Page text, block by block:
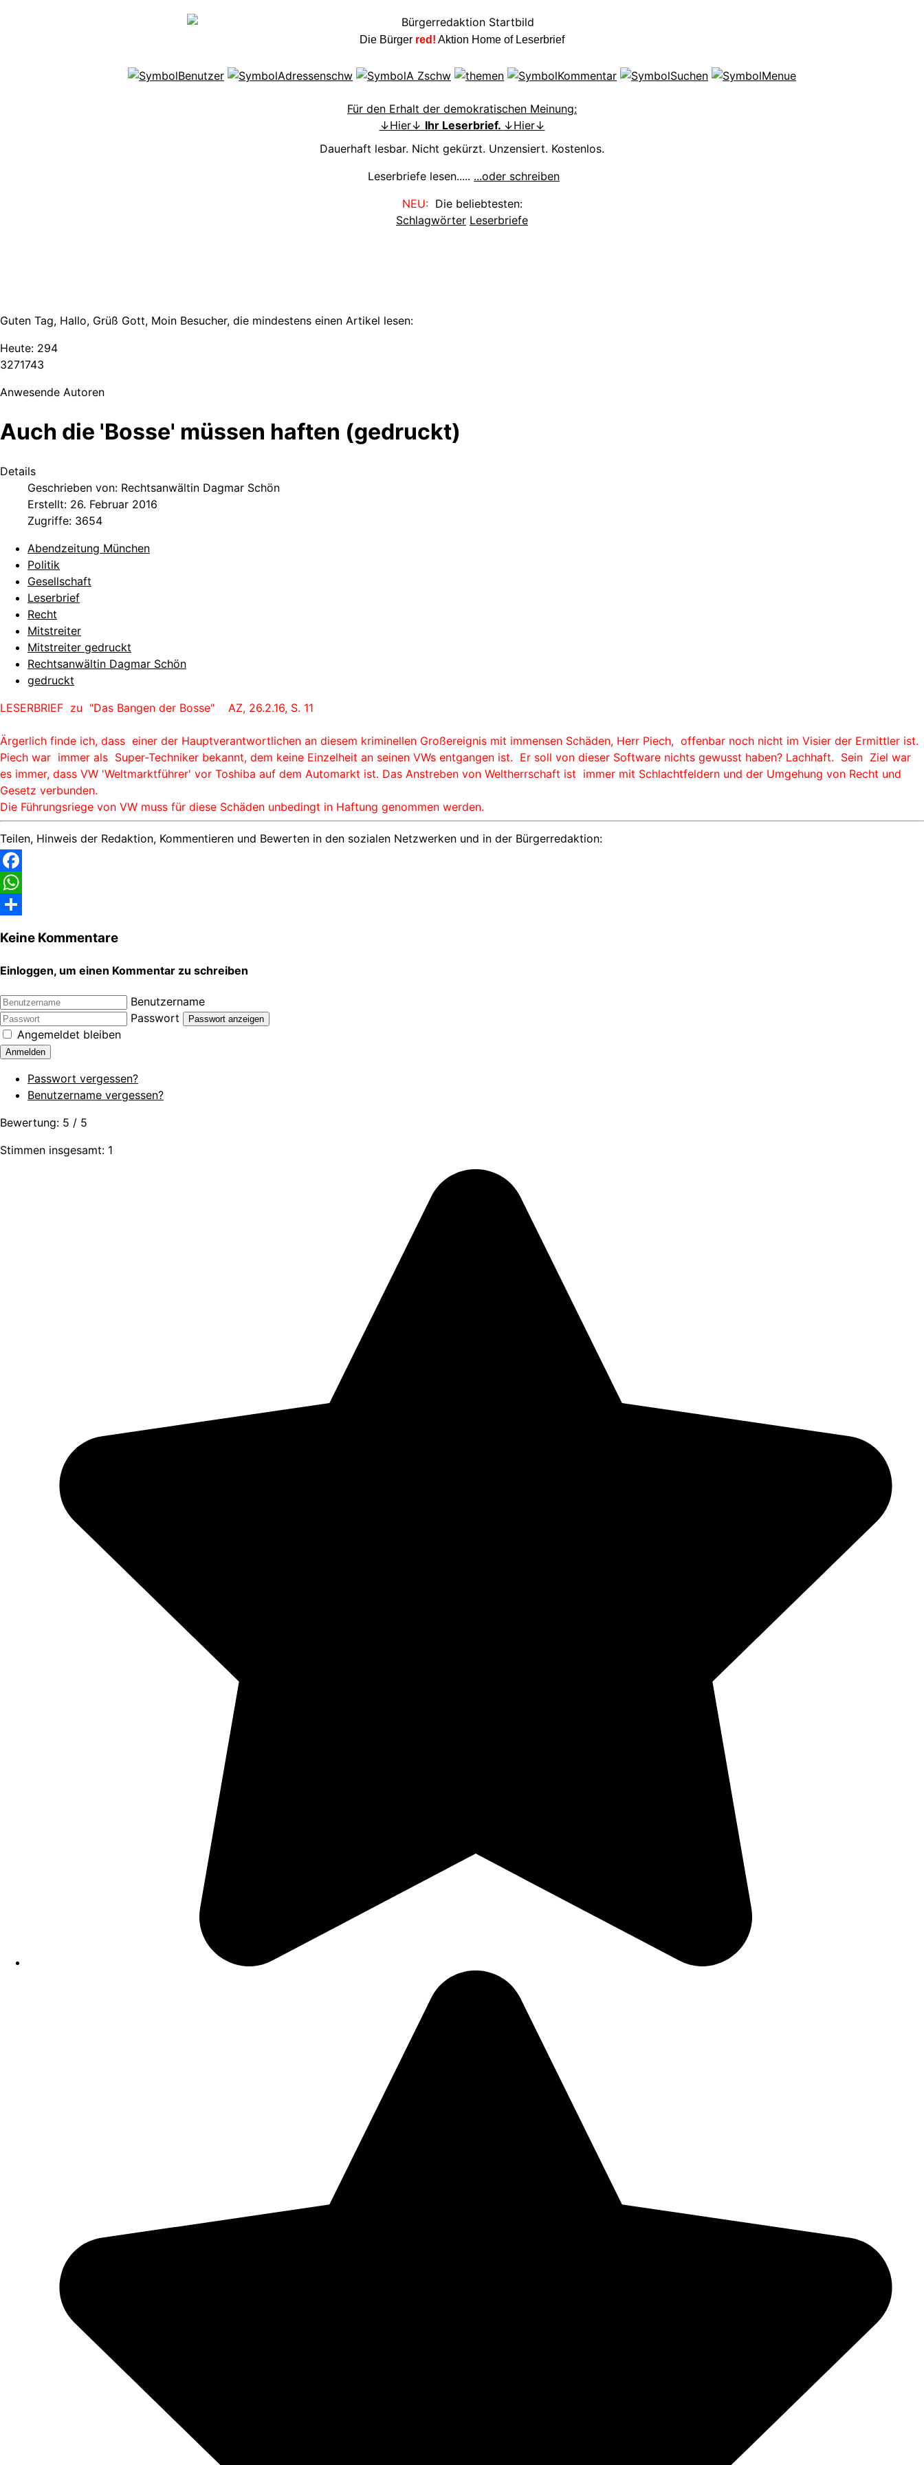
Die Bürger red! Aktion Home of Leserbrief
Für den Erhalt der demokratischen Meinung:
↓Hier↓ Ihr Leserbrief. ↓Hier↓
Dauerhaft lesbar. Nicht gekürzt. Unzensiert. Kostenlos.
Leserbriefe lesen..... ...oder schreiben
NEU:Die beliebtesten:
Schlagwörter Leserbriefe
Guten Tag, Hallo, Grüß Gott, Moin Besucher, die mindestens einen Artikel lesen:
Heute: 294
3271743
Anwesende Autoren
Auch die 'Bosse' müssen haften (gedruckt)
Details
Geschrieben von: Rechtsanwältin Dagmar Schön
Erstellt: 26. Februar 2016
Zugriffe: 3654
Abendzeitung München
Politik
Gesellschaft
Leserbrief
Recht
Mitstreiter
Mitstreiter gedruckt
Rechtsanwältin Dagmar Schön
gedruckt
LESERBRIEF zu "Das Bangen der Bosse" AZ, 26.2.16, S. 11
Ärgerlich finde ich, dass einer der Hauptverantwortlichen an diesem kriminellen Großereignis mit immensen Schäden, Herr Piech, offenbar noch nicht im Visier der Ermittler ist.
Piech war immer als Super-Techniker bekannt, dem keine Einzelheit an seinen VWs entgangen ist. Er soll von dieser Software nichts gewusst haben? Lachhaft. Sein Ziel war
es immer, dass VW 'Weltmarktführer' vor Toshiba auf dem Automarkt ist. Das Anstreben von Weltherrschaft ist immer mit Schlachtfeldern und der Umgehung von Recht und
Gesetz verbunden.
Die Führungsriege von VW muss für diese Schäden unbedingt in Haftung genommen werden.
Teilen, Hinweis der Redaktion, Kommentieren und Bewerten in den sozialen Netzwerken und in der Bürgerredaktion:
Facebook
WhatsApp
Keine Kommentare
Einloggen, um einen Kommentar zu schreiben
Benutzername
Passwort
Passwort anzeigen
Angemeldet bleiben
Anmelden
Passwort vergessen?
Benutzername vergessen?
Bewertung: 5 / 5
Stimmen insgesamt: 1